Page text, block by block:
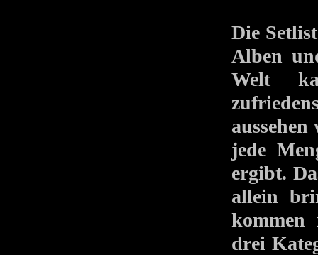
Die
Alben
Welt
jede
ergibt.
allein
kommen
drei